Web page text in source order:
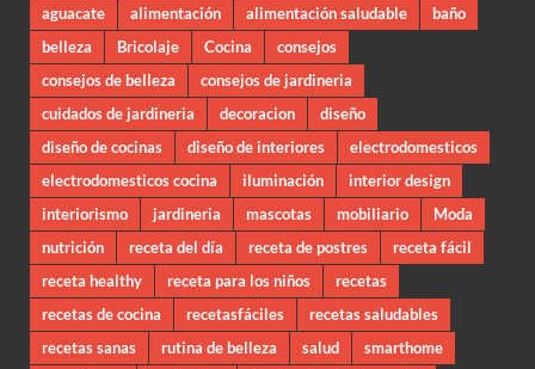
aguacate alimentación alimentación saludable
baño
belleza
Bricolaje Cocina
consejos
consejos de belleza
consejos de jardineria
cuidados de jardineria
decoracion
diseño
diseño de cocinas
diseño de interiores
electrodomesticos
electrodomesticos cocina
iluminación
interior design
interiorismo
jardineria mascotas mobiliario
Moda
nutrición
receta del día receta de postres
receta fácil
receta healthy
receta para los niños
recetas
recetas de cocina
recetasfáciles
recetas saludables
recetas sanas
rutina de belleza salud
smarthome